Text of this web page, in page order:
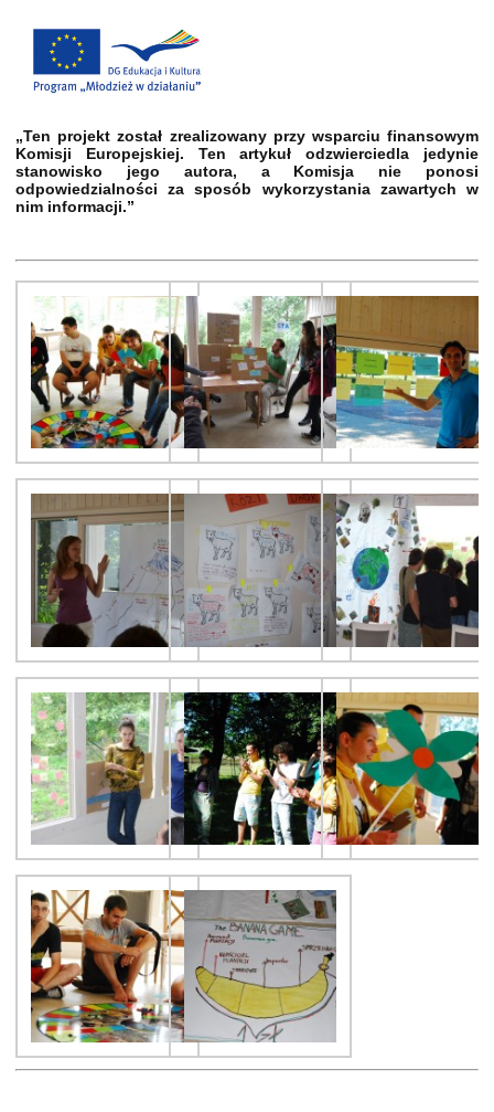
„Ten projekt został zrealizowany przy wsparciu finansowym
Komisji Europejskiej. Ten artykuł odzwierciedla jedynie
stanowisko jego autora, a Komisja nie ponosi
odpowiedzialności za sposób wykorzystania zawartych w
nim informacji.”